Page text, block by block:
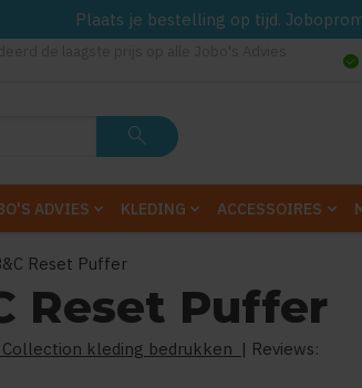
Plaats je bestelling op tijd.
check_circle
search
ADVIES KLEDING ACCESSOIRES
Reset Puffer
Reset Puffer
Collection kleding bedrukken | Reviews: